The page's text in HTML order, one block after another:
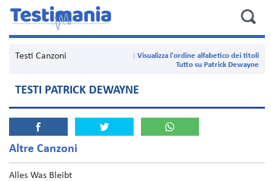
Testi Canzoni
Visualizza l'ordine alfabetico dei titoli
Tutto su Patrick Dewayne
TESTI PATRICK DEWAYNE
Altre Canzoni
Alles Was Bleibt